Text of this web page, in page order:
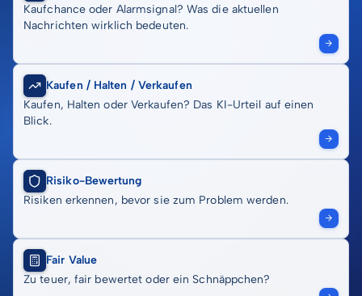
Kaufchance oder Alarmsignal? Was die aktuellen
Nachrichten wirklich bedeuten.
Kaufen / Halten / Verkaufen
Kaufen, Halten oder Verkaufen? Das KI-Urteil auf einen
Blick.
Risiko-Bewertung
Risiken erkennen, bevor sie zum Problem werden.
Fair Value
Zu teuer, fair bewertet oder ein Schnäppchen?